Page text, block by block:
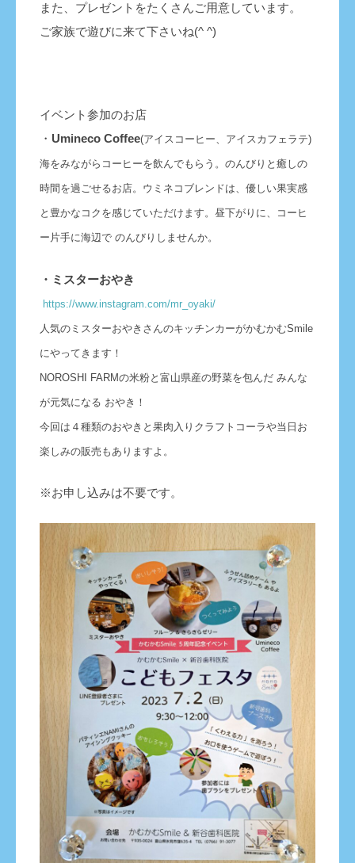
また、プレゼントをたくさんご用意しています。
ご家族で遊びに来て下さいね(^ ^)
イベント参加のお店
・ Umineco Coffee(アイスコーヒー、アイスカフェラテ)
海をみながらコーヒーを飲んでもらう。のんびりと癒しの
時間を過ごせるお店。ウミネコブレンドは、優しい果実感
と豊かなコクを感じていただけます。昼下がりに、コーヒ
ー片手に海辺で のんびりしませんか。
・ミスターおやき
https://www.instagram.com/mr_oyaki/
人気のミスターおやきさんのキッチンカーがかむかむSmile
にやってきます！
NOROSHI FARMの米粉と富山県産の野菜を包んだ みんな
が元気になる おやき！
今回は４種類のおやきと果肉入りクラフトコーラや当日お
楽しみの販売もありますよ。
※お申し込みは不要です。